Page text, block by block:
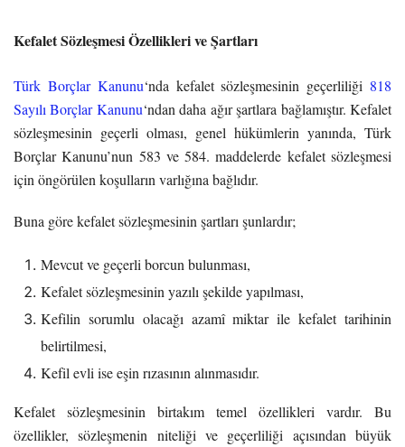
Kefalet Sözleşmesi Özellikleri ve Şartları
Türk Borçlar Kanunu‘nda kefalet sözleşmesinin geçerliliği 818
Sayılı Borçlar Kanunu‘ndan daha ağır şartlara bağlamıştır. Kefalet
sözleşmesinin geçerli olması, genel hükümlerin yanında, Türk
Borçlar Kanunu’nun 583 ve 584. maddelerde kefalet sözleşmesi
için öngörülen koşulların varlığına bağlıdır.
Buna göre kefalet sözleşmesinin şartları şunlardır;
Mevcut ve geçerli borcun bulunması,
Kefalet sözleşmesinin yazılı şekilde yapılması,
Kefilin sorumlu olacağı azamî miktar ile kefalet tarihinin
belirtilmesi,
Kefil evli ise eşin rızasının alınmasıdır.
Kefalet sözleşmesinin birtakım temel özellikleri vardır. Bu
özellikler, sözleşmenin niteliği ve geçerliliği açısından büyük